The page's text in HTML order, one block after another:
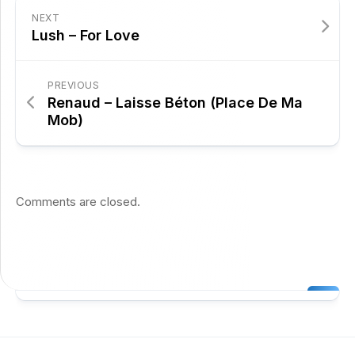
NEXT
Lush – For Love
PREVIOUS
Renaud – Laisse Béton (Place De Ma
Mob)
Comments are closed.